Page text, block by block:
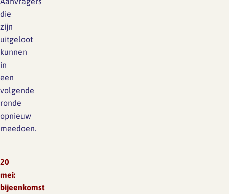
die
zijn
uitgeloot
kunnen
in
een
volgende
ronde
opnieuw
meedoen.
20
mei:
bijeenkomst